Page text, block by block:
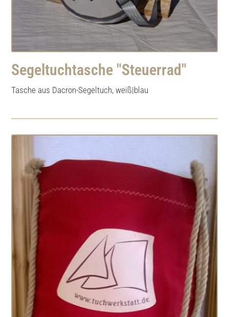
Segeltuchtasche "Steuerrad"
Tasche aus Dacron-Segeltuch, weiß|blau